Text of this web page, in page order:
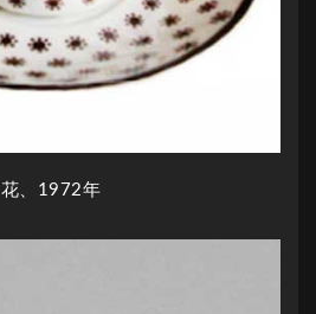
花、1972年